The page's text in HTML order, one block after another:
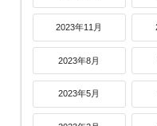
2023年11月
2023年8月
2023年5月